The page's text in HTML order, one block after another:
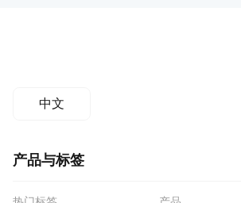
中文
产品与标签